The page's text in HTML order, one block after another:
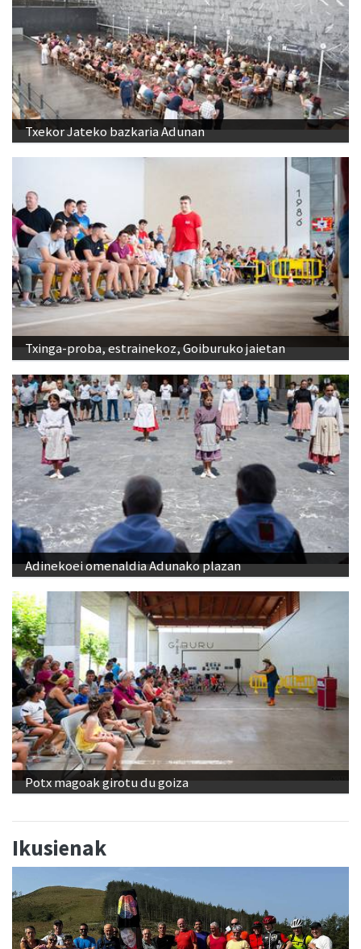
Txekor Jateko bazkaria Adunan
Txinga-proba, estrainekoz, Goiburuko jaietan
Adinekoei omenaldia Adunako plazan
Potx magoak girotu du goiza
Ikusienak